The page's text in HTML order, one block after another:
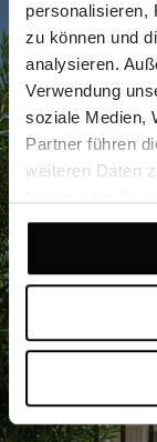
personalisieren,
zu können und
analysieren.
Verwendung
soziale Medien,
Partner führen
weiteren Daten
gesammelt